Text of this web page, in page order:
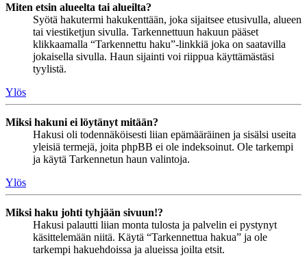
Miten etsin alueelta tai alueilta?
Syötä hakutermi hakukenttään, joka sijaitsee etusivulla, alueen
tai viestiketjun sivulla. Tarkennettuun hakuun pääset
klikkaamalla “Tarkennettu haku”-linkkiä joka on saatavilla
jokaisella sivulla. Haun sijainti voi riippua käyttämästäsi
tyylistä.
Ylös
Miksi hakuni ei löytänyt mitään?
Hakusi oli todennäköisesti liian epämääräinen ja sisälsi useita
yleisiä termejä, joita phpBB ei ole indeksoinut. Ole tarkempi
ja käytä Tarkennetun haun valintoja.
Ylös
Miksi haku johti tyhjään sivuun!?
Hakusi palautti liian monta tulosta ja palvelin ei pystynyt
käsittelemään niitä. Käytä “Tarkennettua hakua” ja ole
tarkempi hakuehdoissa ja alueissa joilta etsit.